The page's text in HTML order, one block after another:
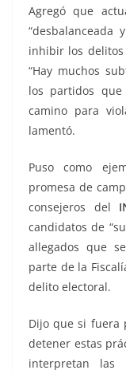
Agregó que
“desbalanceada
inhibir los delitos
“Hay muchos
los partidos
camino para
lamentó.
Puso como
promesa de
consejeros del
candidatos de
allegados que
parte de la
delito electoral.
Dijo que si fuera
detener estas
interpretan